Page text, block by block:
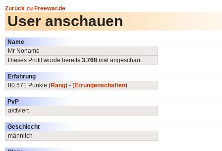
Zurück zu Freewar.de
User anschauen
Name
Mr Noname
Dieses Profil wurde bereits 3.768 mal angeschaut.
Erfahrung
80.571 Punkte (Rang) - (Errungenschaften)
PvP
aktiviert
Geschlecht
männlich